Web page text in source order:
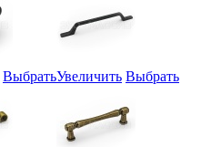
ВыбратьУвеличить Выбрать